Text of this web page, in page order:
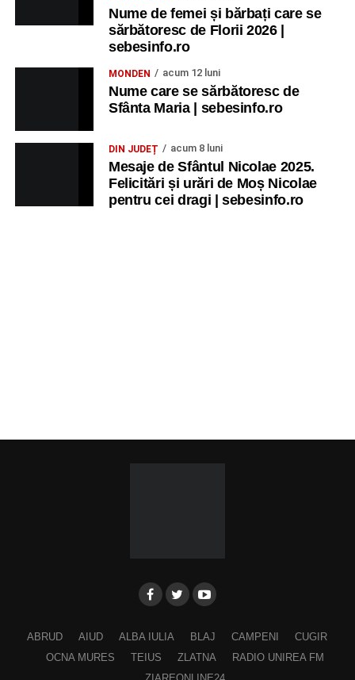
Nume de femei și bărbați care se
sărbătoresc de Florii 2026 |
sebesinfo.ro
MONDEN acum 12 luni
Nume care se sărbătoresc de
Sfânta Maria | sebesinfo.ro
DIN JUDEȚ acum 8 luni
Mesaje de Sfântul Nicolae 2025.
Felicitări și urări de Moș Nicolae
pentru cei dragi | sebesinfo.ro
ABRUD AIUD ALBA IULIA BLAJ CAMPENI
CUGIR
OCNA MURES
TEIUS ZLATNA
RADIO UNIREA FM